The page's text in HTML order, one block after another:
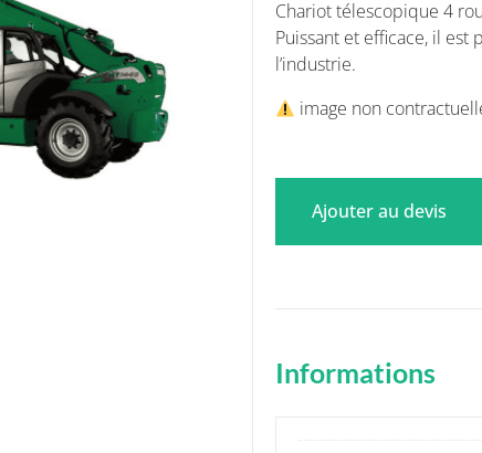
Chariot télescopique 4
Puissant et efficace, il est
l’industrie.
image non
Ajouter au devis
Informations